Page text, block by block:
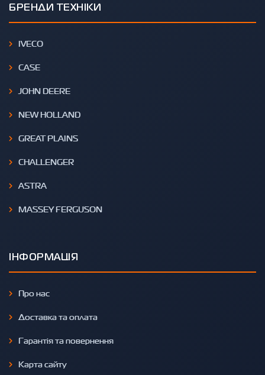
БРЕНДИ ТЕХНІКИ
IVECO
CASE
JOHN DEERE
NEW HOLLAND
GREAT PLAINS
CHALLENGER
ASTRA
MASSEY FERGUSON
ІНФОРМАЦІЯ
Про нас
Доставка та оплата
Гарантія та повернення
Карта сайту